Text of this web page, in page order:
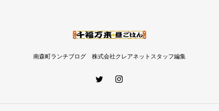
南森町ランチブログ 株式会社クレアネットスタッフ編集